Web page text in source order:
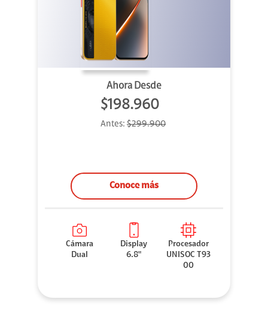
Ahora Desde
$198.960
Antes: $299.900
Conoce más
Cámara
Dual
Display
6.8"
Procesador
UNISOC T93
00